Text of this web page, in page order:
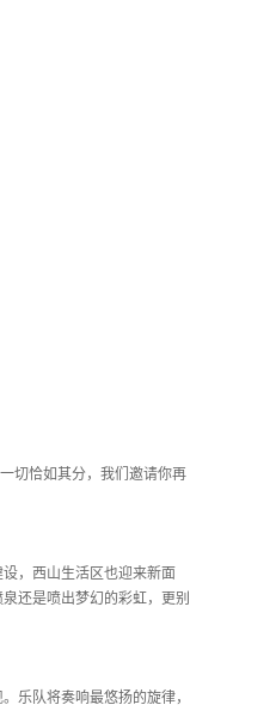
切恰如其分，我们邀请你再
，西山生活区也迎来新面
还是喷出梦幻的彩虹，更别
乐队将奏响最悠扬的旋律，